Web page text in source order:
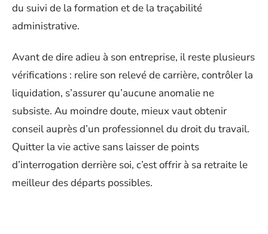
du suivi de la formation et de la traçabilité
administrative.
Avant de dire adieu à son entreprise, il reste plusieurs
vérifications : relire son relevé de carrière, contrôler la
liquidation, s’assurer qu’aucune anomalie ne
subsiste. Au moindre doute, mieux vaut obtenir
conseil auprès d’un professionnel du droit du travail.
Quitter la vie active sans laisser de points
d’interrogation derrière soi, c’est offrir à sa retraite le
meilleur des départs possibles.